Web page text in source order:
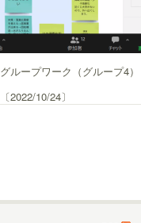
グループワーク（グループ4）
〔2022/10/24〕